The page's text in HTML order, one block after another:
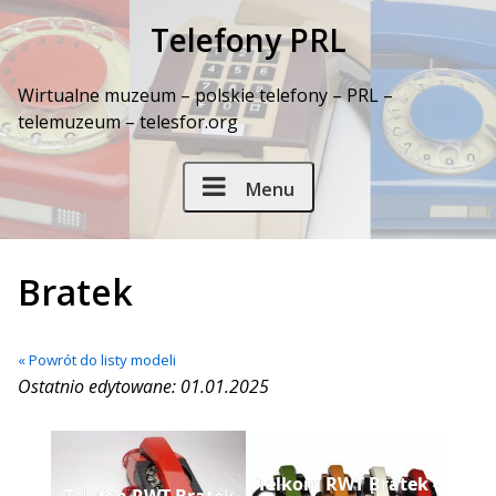
Skip to Content
Telefony PRL
Wirtualne muzeum – polskie telefony – PRL –
telemuzeum – telesfor.org
Menu
Bratek
« Powrót do listy modeli
Ostatnio edytowane: 01.01.2025
Telkom RWT Bratek -